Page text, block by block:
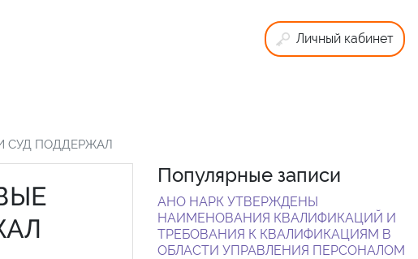
Личный кабинет
СУД ПОДДЕРЖАЛ
Популярные записи
АНО НАРК УТВЕРЖДЕНЫ
НАИМЕНОВАНИЯ КВАЛИФИКАЦИЙ И
ТРЕБОВАНИЯ К КВАЛИФИКАЦИЯМ В
ОБЛАСТИ УПРАВЛЕНИЯ ПЕРСОНАЛОМ